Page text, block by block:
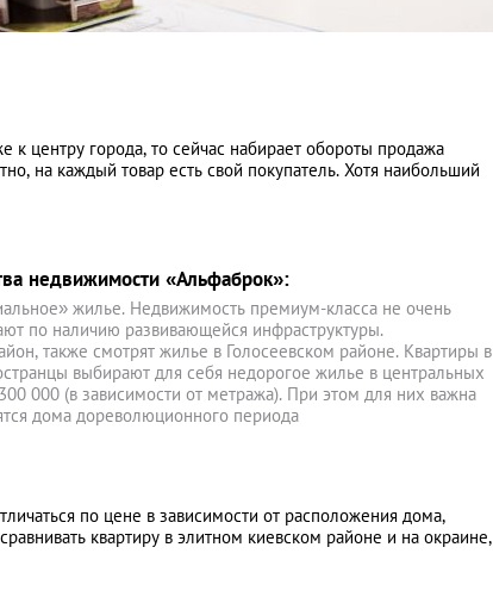
центру города, то сейчас набирает обороты продажа
на каждый товар есть свой покупатель. Хотя наибольший
недвижимости «Альфаброк»:
жилье. Недвижимость премиум-класса не очень
по наличию развивающейся инфраструктуры.
также смотрят жилье в Голосеевском районе. Квартиры в
выбирают для себя недорогое жилье в центральных
000 (в зависимости от метража). При этом для них важна
дома дореволюционного периода
по цене в зависимости от расположения дома,
квартиру в элитном киевском районе и на окраине,